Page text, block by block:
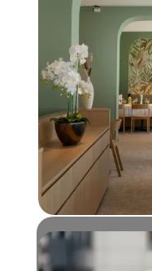
Peter